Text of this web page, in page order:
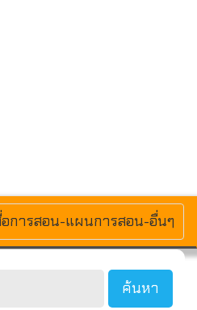
การสอน-แผนการสอน-อื่นๆ